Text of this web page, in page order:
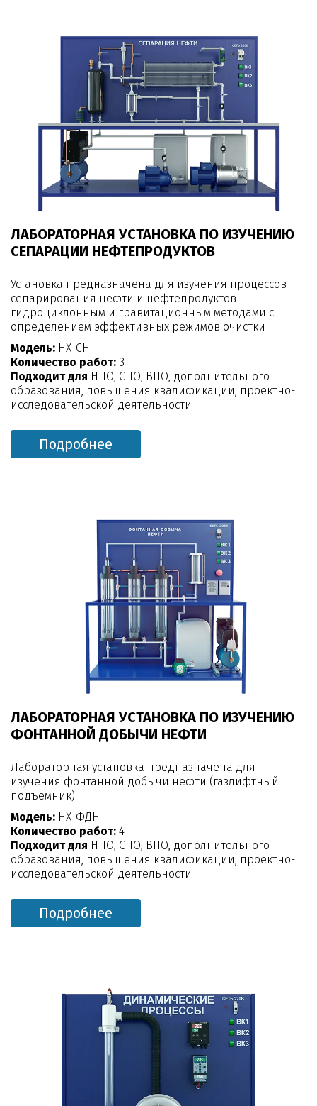
ЛАБОРАТОРНАЯ УСТАНОВКА ПО ИЗУЧЕНИЮ
СЕПАРАЦИИ НЕФТЕПРОДУКТОВ
Установка предназначена для изучения процессов
сепарирования нефти и нефтепродуктов
гидроциклонным и гравитационным методами с
определением эффективных режимов очистки
Модель: НХ-СН
Количество работ: 3
Подходит для НПО, СПО, ВПО, дополнительного
образования, повышения квалификации, проектно-
исследовательской деятельности
Подробнее
ЛАБОРАТОРНАЯ УСТАНОВКА ПО ИЗУЧЕНИЮ
ФОНТАННОЙ ДОБЫЧИ НЕФТИ
Лабораторная установка предназначена для
изучения фонтанной добычи нефти (газлифтный
подъемник)
Модель: НХ-ФДН
Количество работ: 4
Подходит для НПО, СПО, ВПО, дополнительного
образования, повышения квалификации, проектно-
исследовательской деятельности
Подробнее